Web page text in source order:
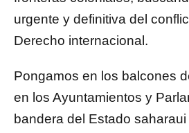
urgente y definitiva del
Derecho internacional.
Pongamos en los balcones
en los Ayuntamientos y
bandera del Estado